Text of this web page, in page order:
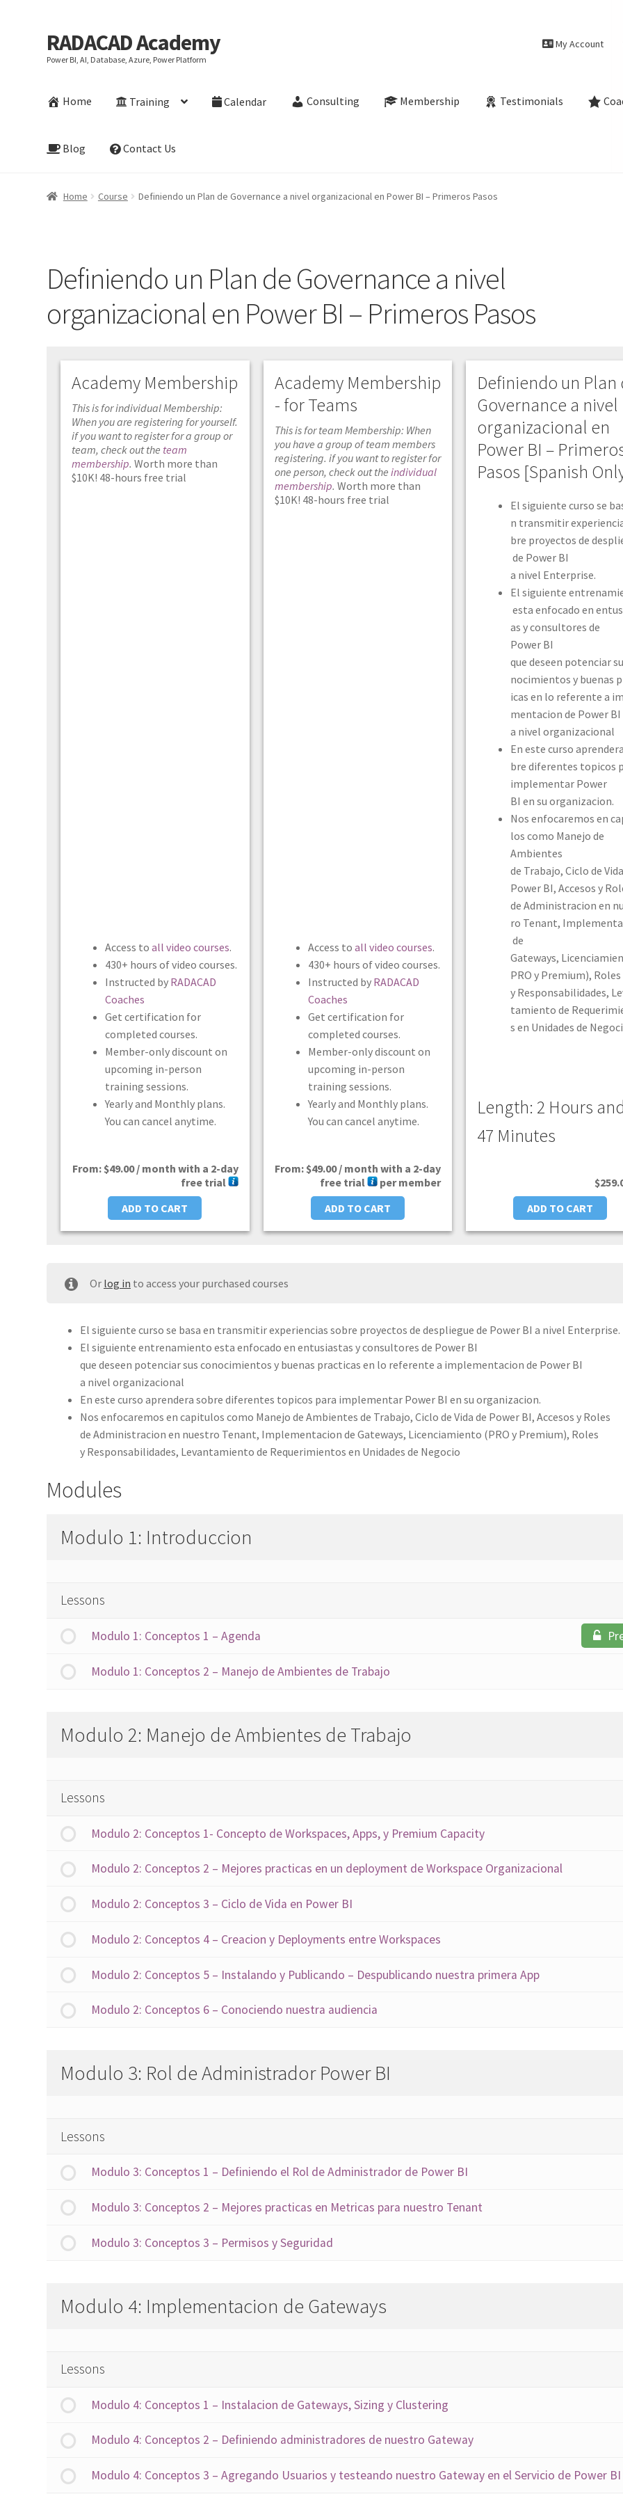
Skip
to
Skip
to
RADACAD Academy
Power BI, AI, Database, Azure, Power Platform
My Account
Home Training Calendar Consulting Membership Testimonials
Blog Contact Us
Home Course Definiendo un Plan de Governance a nivel organizacional en Power BI – Primeros Pasos
Definiendo un Plan de Governance a nivel
organizacional en Power BI – Primeros Pasos
Academy Membership
This is for individual Membership:
When you are registering for yourself.
if you want to register for a group or
team, check out the team
membership. Worth more than
$10K! 48-hours free trial
Access toall video courses.
430+ hours of video courses.
Instructed by RADACAD
Coaches
Get certification for
completed courses.
Member-only discount on
upcoming in-person
training sessions.
Yearly and Monthly plans.
You can cancel anytime.
From: $49.00 / month with a 2-day
free trial
ADD TO CART
Academy Membership
- for Teams
This is for team Membership: When
you have a group of team members
registering. if you want to register for
one person, check out the individual
membership. Worth more than
$10K! 48-hours free trial
Access to all video courses.
430+ hours of video courses.
Instructed by RADACAD
Coaches
Get certification for
completed courses.
Member-only discount on
upcoming in-person
training sessions.
Yearly and Monthly plans.
You can cancel anytime.
From: $49.00 / month with a 2-day
free trial
per member
ADD TO CART
Definiendo un Plan
Governance a nivel
organizacional en
Power BI –
Pasos [Spanish
El siguiente curso se
n transmitir
bre proyectos de
de Power BI
a nivel Enterprise.​
El siguiente
esta enfocado en
as y consultores de
Power BI
que deseen potenciar
nocimientos y buenas
icas en lo referente a
mentacion de Power BI
a nivel organizacional​
En este curso
bre diferentes topicos
implementar Power
BI en su organizacion.​
Nos enfocaremos en
los como Manejo de
Ambientes
de Trabajo, Ciclo de
Power BI, Accesos y
de Administracion en
ro Tenant,
de
Gateways,
PRO y Premium), Roles
y Responsabilidades,
tamiento de
s en Unidades de
Length: 2 Hours and
47 Minutes
$
ADD TO CART
Or log in to access your purchased courses
El siguiente curso se basa en transmitir experiencias sobre proyectos de despliegue de Power BI a nivel Enterprise.​
El siguiente entrenamiento esta enfocado en entusiastas y consultores de Power BI
que deseen potenciar sus conocimientos y buenas practicas en lo referente a implementacion de Power BI
a nivel organizacional​
En este curso aprendera sobre diferentes topicos para implementar Power BI en su organizacion.​
Nos enfocaremos en capitulos como Manejo de Ambientes de Trabajo, Ciclo de Vida de Power BI, Accesos y Roles
de Administracion en nuestro Tenant, Implementacion de Gateways, Licenciamiento (PRO y Premium), Roles
y Responsabilidades, Levantamiento de Requerimientos en Unidades de Negocio​
Modules
Modulo 1: Introduccion
Lessons
Modulo 1: Conceptos 1 – Agenda
Modulo 1: Conceptos 2 – Manejo de Ambientes de Trabajo
Modulo 2: Manejo de Ambientes de Trabajo
Lessons
Modulo 2: Conceptos 1- Concepto de Workspaces, Apps, y Premium Capacity
Modulo 2: Conceptos 2 – Mejores practicas en un deployment de Workspace Organizacional
Modulo 2: Conceptos 3 – Ciclo de Vida en Power BI
Modulo 2: Conceptos 4 – Creacion y Deployments entre Workspaces
Modulo 2: Conceptos 5 – Instalando y Publicando – Despublicando nuestra primera App
Modulo 2: Conceptos 6 – Conociendo nuestra audiencia
Modulo 3: Rol de Administrador Power BI
Lessons
Modulo 3: Conceptos 1 – Definiendo el Rol de Administrador de Power BI
Modulo 3: Conceptos 2 – Mejores practicas en Metricas para nuestro Tenant
Modulo 3: Conceptos 3 – Permisos y Seguridad
Modulo 4: Implementacion de Gateways
Lessons
Modulo 4: Conceptos 1 – Instalacion de Gateways, Sizing y Clustering
Modulo 4: Conceptos 2 – Definiendo administradores de nuestro Gateway
Modulo 4: Conceptos 3 – Agregando Usuarios y testeando nuestro Gateway en el Servicio de Power BI